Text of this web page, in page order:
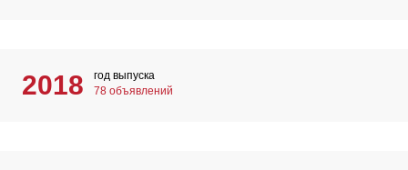
2018
год выпуска
78 объявлений